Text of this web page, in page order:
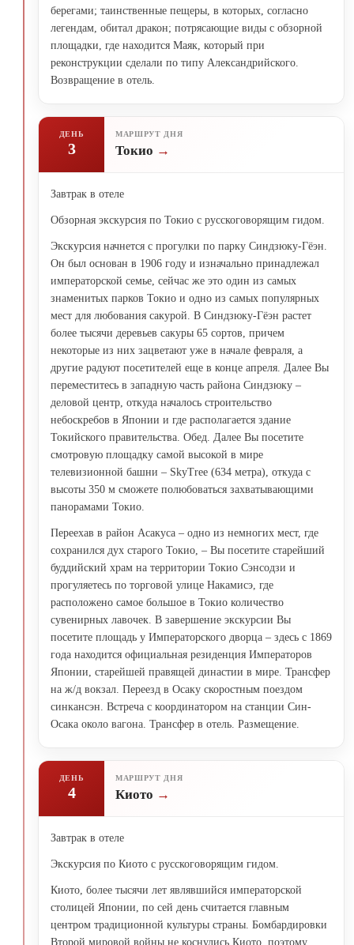
берегами; таинственные пещеры, в которых, согласно
легендам, обитал дракон; потрясающие виды с обзорной
площадки, где находится Маяк, который при
реконструкции сделали по типу Александрийского.
Возвращение в отель.
ДЕНЬ
3
МАРШРУТ ДНЯ
Токио
Завтрак в отеле
Обзорная экскурсия по Токио с русскоговорящим гидом.
Экскурсия начнется с прогулки по парку Синдзюку-Гёэн.
Он был основан в 1906 году и изначально принадлежал
императорской семье, сейчас же это один из самых
знаменитых парков Токио и одно из самых популярных
мест для любования сакурой. В Синдзюку-Гёэн растет
более тысячи деревьев сакуры 65 сортов, причем
некоторые из них зацветают уже в начале февраля, а
другие радуют посетителей еще в конце апреля. Далее Вы
переместитесь в западную часть района Синдзюку –
деловой центр, откуда началось строительство
небоскребов в Японии и где располагается здание
Токийского правительства. Обед. Далее Вы посетите
смотровую площадку самой высокой в мире
телевизионной башни – SkyTree (634 метра), откуда с
высоты 350 м сможете полюбоваться захватывающими
панорамами Токио.
Переехав в район Асакуса – одно из немногих мест, где
сохранился дух старого Токио, – Вы посетите старейший
буддийский храм на территории Токио Сэнсодзи и
прогуляетесь по торговой улице Накамисэ, где
расположено самое большое в Токио количество
сувенирных лавочек. В завершение экскурсии Вы
посетите площадь у Императорского дворца – здесь с 1869
года находится официальная резиденция Императоров
Японии, старейшей правящей династии в мире. Трансфер
на ж/д вокзал. Переезд в Осаку скоростным поездом
синкансэн. Встреча с координатором на станции Син-
Осака около вагона. Трансфер в отель. Размещение.
ДЕНЬ
4
МАРШРУТ ДНЯ
Киото
Завтрак в отеле
Экскурсия по Киото с русскоговорящим гидом.
Киото, более тысячи лет являвшийся императорской
столицей Японии, по сей день считается главным
центром традиционной культуры страны. Бомбардировки
Второй мировой войны не коснулись Киото, поэтому